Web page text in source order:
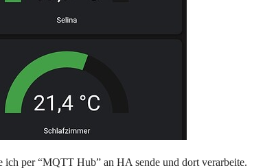
per “MQTT Hub” an HA sende und dort verarbeite.